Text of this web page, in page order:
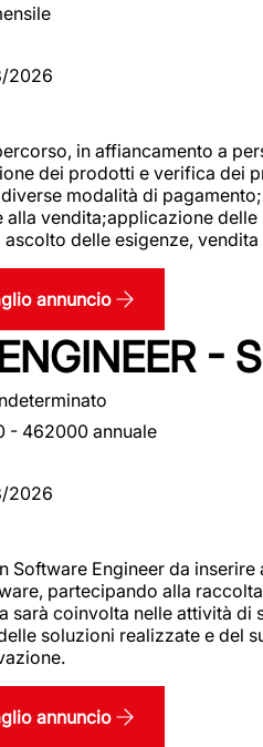
2026
in affiancamento a
dei prodotti e verifica dei
modalità di
vendita;applicazione
delle esigenze,
annuncio
-
- 462000 annuale
2026
Software Engineer da
partecipando alla
sarà coinvolta nelle attività
soluzioni realizzate e del
annuncio